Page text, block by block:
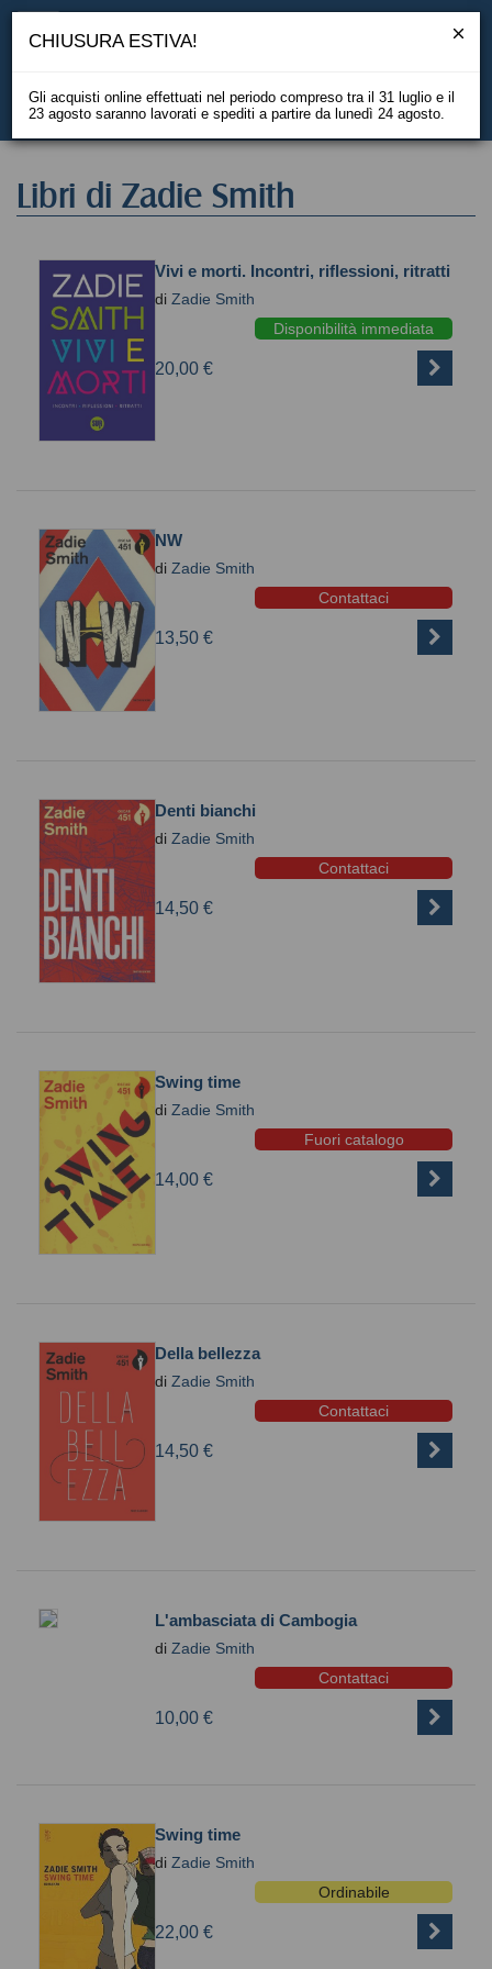
EN
Libri di Zadie Smith
Vivi e morti. Incontri, riflessioni, ritratti
di Zadie Smith
Disponibilità immediata
20,00 €
NW
di Zadie Smith
Contattaci
13,50 €
Denti bianchi
di Zadie Smith
Contattaci
14,50 €
Swing time
di Zadie Smith
Fuori catalogo
14,00 €
Della bellezza
di Zadie Smith
Contattaci
14,50 €
L'ambasciata di Cambogia
di Zadie Smith
Contattaci
10,00 €
Swing time
di Zadie Smith
Ordinabile
22,00 €
CHIUSURA ESTIVA!
Gli acquisti online effettuati nel periodo compreso tra il 31 luglio e il
23 agosto saranno lavorati e spediti a partire da lunedì 24 agosto.